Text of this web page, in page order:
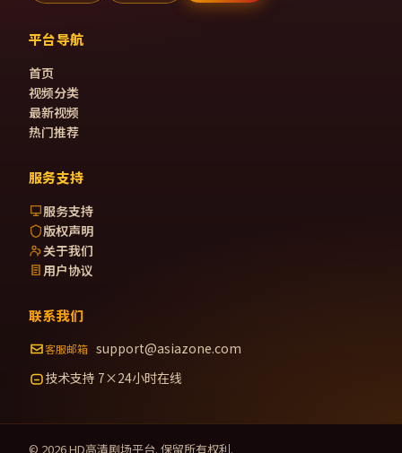
平台导航
首页
视频分类
最新视频
热门推荐
服务支持
服务支持
版权声明
关于我们
用户协议
联系我们
客服邮箱 support@asiazone.com
技术支持 7×24小时在线
© 2026HD高清剧场平台. 保留所有权利.